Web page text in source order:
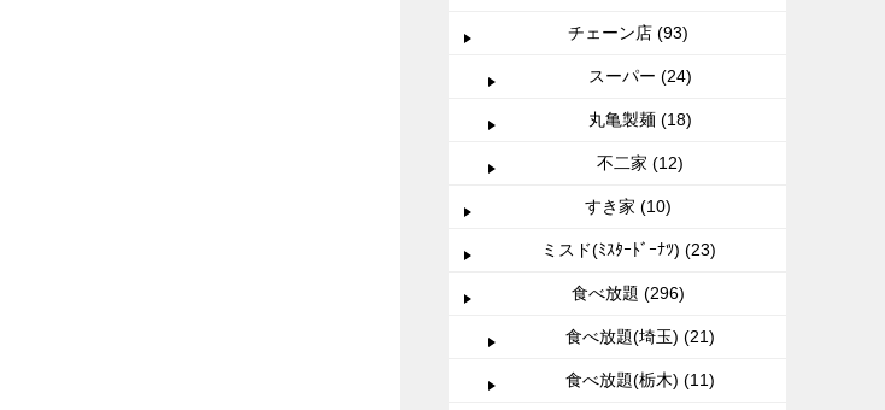
チェーン店 (93)
スーパー (24)
丸亀製麺 (18)
不二家 (12)
すき家 (10)
ミスド(ﾐｽﾀｰﾄﾞｰﾅﾂ) (23)
食べ放題 (296)
食べ放題(埼玉) (21)
食べ放題(栃木) (11)